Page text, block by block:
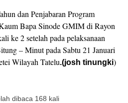
dan Penjabaran Program
Bapa Sinode GMIM di Rayon
ke 2 setelah pada pelaksanaan
– Minut pada Sabtu 21 Januari
Wilayah Tatelu.(josh tinungki)
dibaca 168 kali